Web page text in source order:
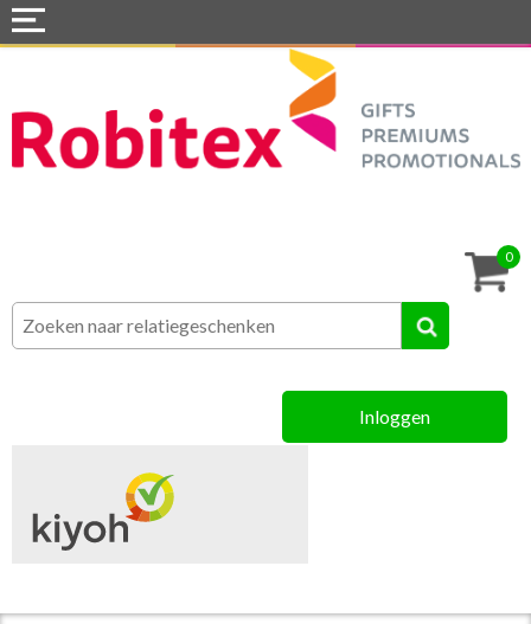
0
Inloggen
Webshops
Textiel